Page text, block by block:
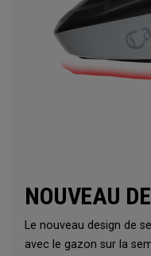
NOUVEAU
Le nouveau design de
avec le gazon sur la